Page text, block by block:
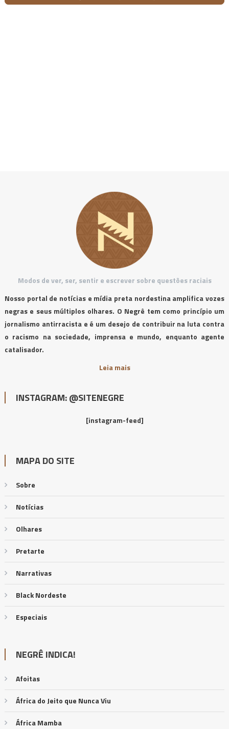
Modos de ver, ser, sentir e escrever sobre questões raciais
Nosso portal de notícias e mídia preta nordestina amplifica vozes
negras e seus múltiplos olhares. O Negrê tem como princípio um
jornalismo antirracista e é um desejo de contribuir na luta contra
o racismo na sociedade, imprensa e mundo, enquanto agente
catalisador.
Leia mais
INSTAGRAM: @SITENEGRE
[instagram-feed]
MAPA DO SITE
Sobre
Notícias
Olhares
Pretarte
Narrativas
Black Nordeste
Especiais
NEGRÊ INDICA!
Afoitas
África do Jeito que Nunca Viu
África Mamba